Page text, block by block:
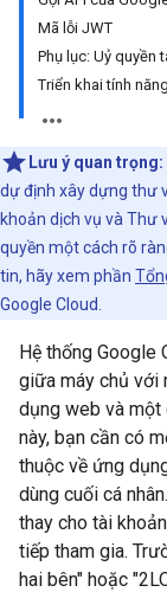
Mã lỗi JWT
Phụ lục: Uỷ quyền
Triển khai tính
Lưu ý quan trọng:
dự định xây dựng thư
khoản dịch vụ và Thư
quyền một cách rõ
tin, hãy xem phần
Google Cloud.
Hệ thống Google
giữa máy chủ với
dụng web và
này, bạn cần có
thuộc về ứng
dùng cuối cá
thay cho tài
tiếp tham gia.
hai bên" hoặc